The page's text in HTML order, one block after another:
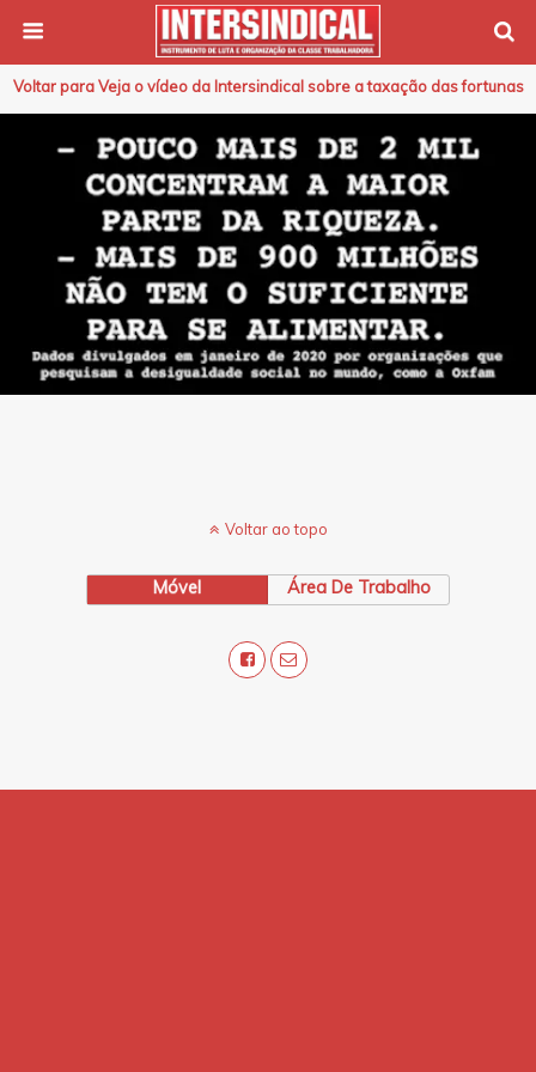
Voltar para Veja o vídeo da Intersindical sobre a taxação das fortunas
Voltar ao topo
Móvel Área De Trabalho